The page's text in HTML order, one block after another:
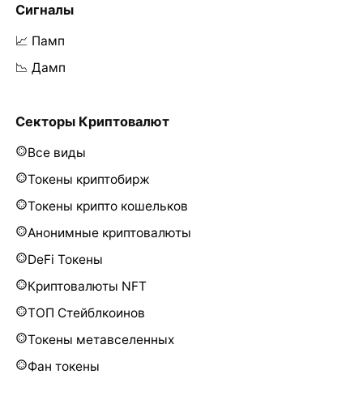
Сигналы
📈 Памп
📉 Дамп
Секторы Криптовалют
Все виды
Токены криптобирж
Токены крипто кошельков
Анонимные криптовалюты
DeFi Токены
Криптовалюты NFT
ТОП Стейблкоинов
Токены метавселенных
Фан токены